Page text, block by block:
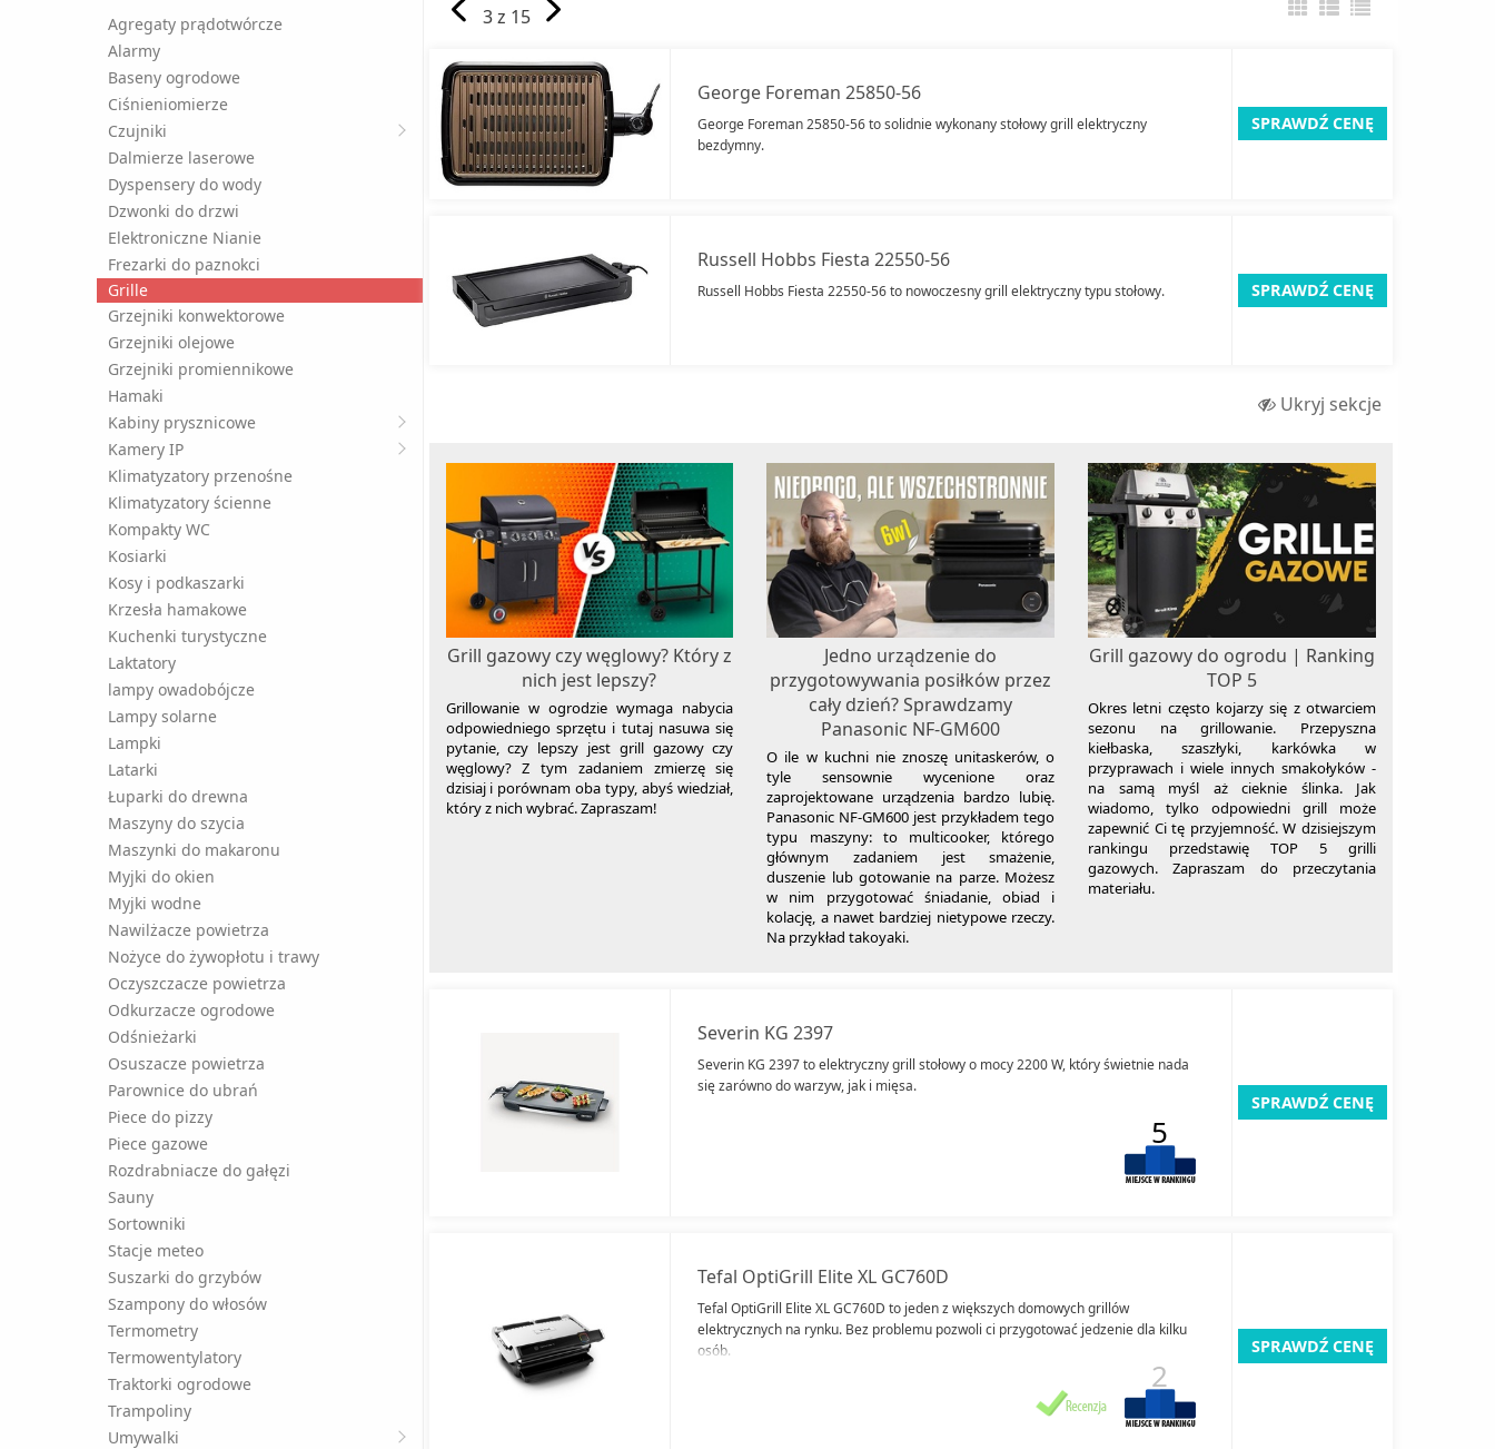
Agregaty prądotwórcze
Alarmy
Baseny ogrodowe
Ciśnieniomierze
Czujniki
Dalmierze laserowe
Dyspensery do wody
Dzwonki do drzwi
Elektroniczne Nianie
Frezarki do paznokci
Grille
Grzejniki konwektorowe
Grzejniki olejowe
Grzejniki promiennikowe
Hamaki
Kabiny prysznicowe
Kamery IP
Klimatyzatory przenośne
Klimatyzatory ścienne
Kompakty WC
Kosiarki
Kosy i podkaszarki
Krzesła hamakowe
Kuchenki turystyczne
Laktatory
lampy owadobójcze
Lampy solarne
Lampki
Latarki
Łuparki do drewna
Maszyny do szycia
Maszynki do makaronu
Myjki do okien
Myjki wodne
Nawilżacze powietrza
Nożyce do żywopłotu i trawy
Oczyszczacze powietrza
Odkurzacze ogrodowe
Odśnieżarki
Osuszacze powietrza
Parownice do ubrań
Piece do pizzy
Piece gazowe
Rozdrabniacze do gałęzi
Sauny
Sortowniki
Stacje meteo
Suszarki do grzybów
Szampony do włosów
Termometry
Termowentylatory
Traktorki ogrodowe
Trampoliny
Umywalki
3 z 15
George Foreman 25850-56
George Foreman 25850-56 to solidnie wykonany stołowy grill elektryczny
bezdymny.
SPRAWDŹ CENĘ
Russell Hobbs Fiesta 22550-56
Russell Hobbs Fiesta 22550-56 to nowoczesny grill elektryczny typu stołowy. SPRAWDŹ CENĘ
Ukryj sekcje
Grill gazowy czy węglowy? Który z
nich jest lepszy?
Grillowanie w ogrodzie wymaga nabycia
odpowiedniego sprzętu i tutaj nasuwa się
pytanie, czy lepszy jest grill gazowy czy
węglowy? Z tym zadaniem zmierzę się
dzisiaj i porównam oba typy, abyś wiedział,
który z nich wybrać. Zapraszam!
Jedno urządzenie do
przygotowywania posiłków przez
cały dzień? Sprawdzamy
Panasonic NF-GM600
O ile w kuchni nie znoszę unitaskerów, o
tyle sensownie wycenione oraz
zaprojektowane urządzenia bardzo lubię.
Panasonic NF-GM600 jest przykładem tego
typu maszyny: to multicooker, którego
głównym zadaniem jest smażenie,
duszenie lub gotowanie na parze. Możesz
w nim przygotować śniadanie, obiad i
kolację, a nawet bardziej nietypowe rzeczy.
Na przykład takoyaki.
Grill gazowy do ogrodu | Ranking
TOP 5
Okres letni często kojarzy się z otwarciem
sezonu na grillowanie. Przepyszna
kiełbaska, szaszłyki, karkówka w
przyprawach i wiele innych smakołyków -
na samą myśl aż cieknie ślinka. Jak
wiadomo, tylko odpowiedni grill może
zapewnić Ci tę przyjemność. W dzisiejszym
rankingu przedstawię TOP 5 grilli
gazowych. Zapraszam do przeczytania
materiału.
Severin KG 2397
Severin KG 2397 to elektryczny grill stołowy o mocy 2200 W, który świetnie nada
się zarówno do warzyw, jak i mięsa.
5
SPRAWDŹ CENĘ
Tefal OptiGrill Elite XL GC760D
Tefal OptiGrill Elite XL GC760D to jeden z większych domowych grillów
elektrycznych na rynku. Bez problemu pozwoli ci przygotować jedzenie dla kilku
osób.
2
SPRAWDŹ CENĘ